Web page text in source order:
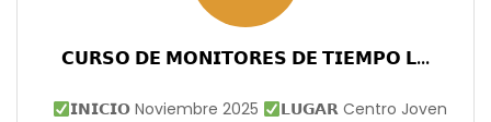
𝗖𝗨𝗥𝗦𝗢 𝗗𝗘 𝗠𝗢𝗡𝗜𝗧𝗢𝗥𝗘𝗦 𝗗𝗘 𝗧𝗜𝗘𝗠𝗣𝗢 𝗟...
𝗜𝗡𝗜𝗖𝗜𝗢 Noviembre 2025
𝗟𝗨𝗚𝗔𝗥 Centro Joven